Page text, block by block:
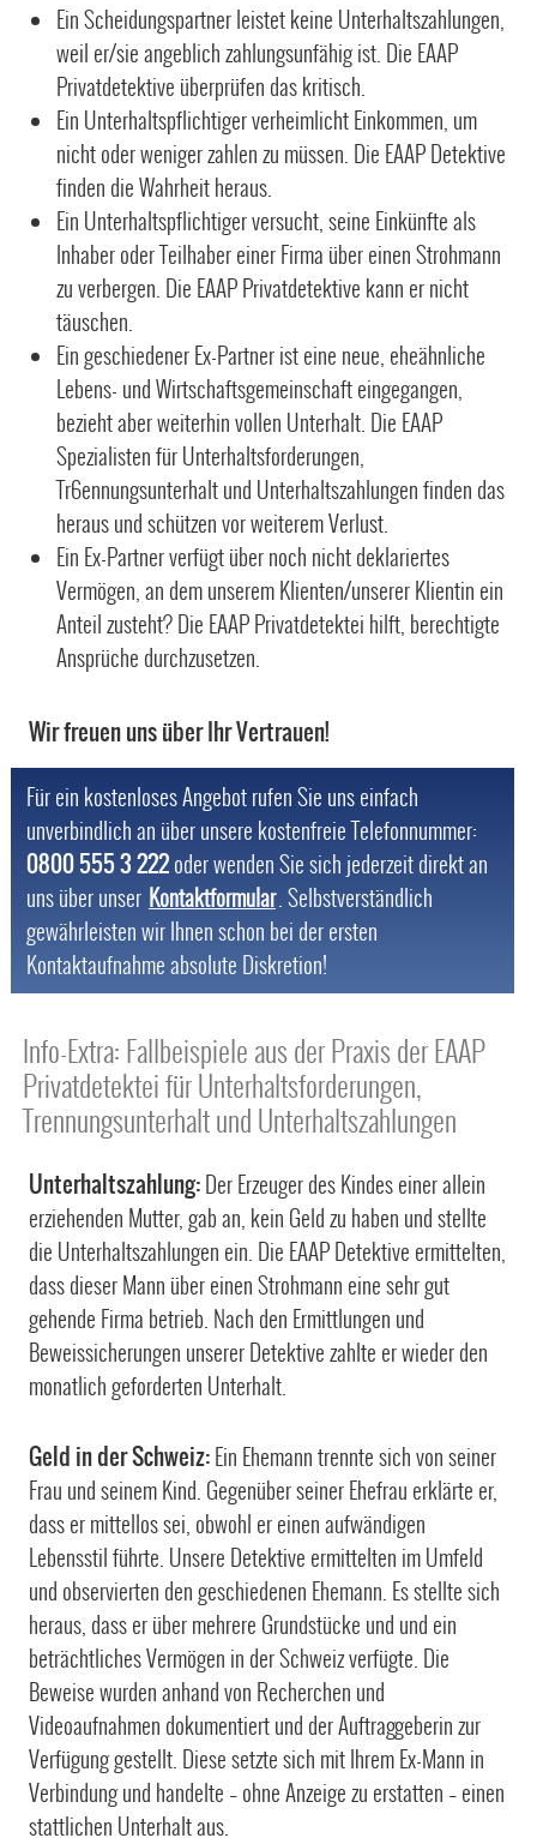
Ein Scheidungspartner leistet keine Unterhaltszahlungen,
weil er/sie angeblich zahlungsunfähig ist. Die EAAP
Privatdetektive überprüfen das kritisch.
Ein Unterhaltspflichtiger verheimlicht Einkommen, um
nicht oder weniger zahlen zu müssen. Die EAAP Detektive
finden die Wahrheit heraus.
Ein Unterhaltspflichtiger versucht, seine Einkünfte als
Inhaber oder Teilhaber einer Firma über einen Strohmann
zu verbergen. Die EAAP Privatdetektive kann er nicht
täuschen.
Ein geschiedener Ex-Partner ist eine neue, eheähnliche
Lebens- und Wirtschaftsgemeinschaft eingegangen,
bezieht aber weiterhin vollen Unterhalt. Die EAAP
Spezialisten für Unterhaltsforderungen,
Tr6ennungsunterhalt und Unterhaltszahlungen finden das
heraus und schützen vor weiterem Verlust.
Ein Ex-Partner verfügt über noch nicht deklariertes
Vermögen, an dem unserem Klienten/unserer Klientin ein
Anteil zusteht? Die EAAP Privatdetektei hilft, berechtigte
Ansprüche durchzusetzen.
Wir freuen uns über Ihr Vertrauen!
Für ein kostenloses Angebot rufen Sie uns einfach
unverbindlich an über unsere kostenfreie Telefonnummer:
0800 555 3 222oder wenden Sie sich jederzeit direkt an
uns über unser Kontaktformular . Selbstverständlich
gewährleisten wir Ihnen schon bei der ersten
Kontaktaufnahme absolute Diskretion!
Info-Extra: Fallbeispiele aus der Praxis der EAAP
Privatdetektei für Unterhaltsforderungen,
Trennungsunterhalt und Unterhaltszahlungen
Unterhaltszahlung:Der Erzeuger des Kindes einer allein
erziehenden Mutter, gab an, kein Geld zu haben und stellte
die Unterhaltszahlungen ein. Die EAAP Detektive ermittelten,
dass dieser Mann über einen Strohmann eine sehr gut
gehende Firma betrieb. Nach den Ermittlungen und
Beweissicherungen unserer Detektive zahlte er wieder den
monatlich geforderten Unterhalt.
Geld in der Schweiz:Ein Ehemann trennte sich von seiner
Frau und seinem Kind. Gegenüber seiner Ehefrau erklärte er,
dass er mittellos sei, obwohl er einen aufwändigen
Lebensstil führte. Unsere Detektive ermittelten im Umfeld
und observierten den geschiedenen Ehemann. Es stellte sich
heraus, dass er über mehrere Grundstücke und und ein
beträchtliches Vermögen in der Schweiz verfügte. Die
Beweise wurden anhand von Recherchen und
Videoaufnahmen dokumentiert und der Auftraggeberin zur
Verfügung gestellt. Diese setzte sich mit Ihrem Ex-Mann in
Verbindung und handelte – ohne Anzeige zu erstatten – einen
stattlichen Unterhalt aus.